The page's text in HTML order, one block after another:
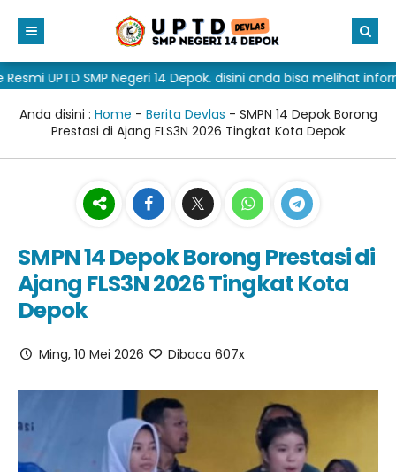
Beranda
Direktori
Berita Devlas
Fasilitas
Ekskul
Prestasi
Editorial
Video
Materi + Tugas
Kedinasan
Dapodik
Eraport Kurtilas
Eraport Kumer
SPMB 2026
SPMB SMA/SMK 2026
SPMB SMP 2026
Download
SMP Negeri 14 Depok. disini anda bisa melihat informasi
Anda disini : Home - Berita Devlas - SMPN 14 Depok Borong
Prestasi di Ajang FLS3N 2026 Tingkat Kota Depok
SMPN 14 Depok Borong Prestasi di
Ajang FLS3N 2026 Tingkat Kota
Depok
Ming, 10 Mei 2026 Dibaca 607x